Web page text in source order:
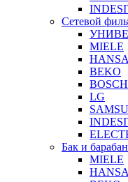
Сетевой
MIELE
HANSA
BEKO
LG
Бак и барабан
MIELE
HANSA